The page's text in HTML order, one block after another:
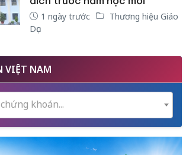
1 ngày trước
Thương hiệu Giáo
Dục
VIỆT NAM
khoán...